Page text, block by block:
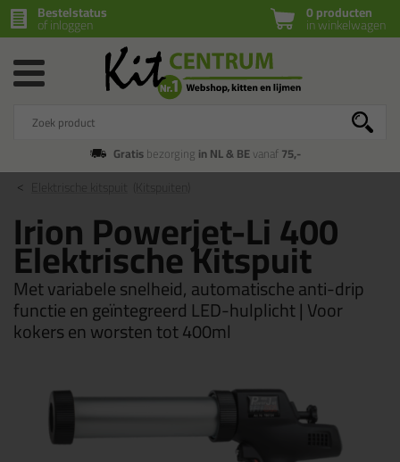
0 producten
in winkelwagen
Bestelstatus
of inloggen
Gratisbezorging in NL & BEvanaf75,-
Irion Powerjet-Li 400
Elektrische Kitspuit
Met variabele snelheid, automatische anti-drip
functie en geïntegreerd LED-hulplicht | Voor
kokers en worsten tot 400ml